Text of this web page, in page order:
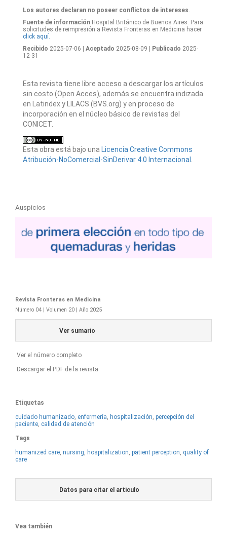
Los autores declaran no poseer conflictos de intereses.
Fuente de información Hospital Británico de Buenos Aires. Para
solicitudes de reimpresión a Revista Fronteras en Medicina hacer
click aquí.
Recibido 2025-07-06 | Aceptado 2025-08-09 | Publicado 2025-
12-31
Esta revista tiene libre acceso a descargar los artículos
sin costo (Open Acces), además se encuentra indizada
en Latindex y LILACS (BVS.org) y en proceso de
incorporación en el núcleo básico de revistas del
CONICET.
Esta obra está bajo una Licencia Creative Commons
Atribución-NoComercial-SinDerivar 4.0 Internacional
Auspicios
Revista Fronteras en Medicina
Número 04 | Volumen 20 | Año 2025
Ver sumario
Ver el número completo
Descargar el PDF de la revista
Etiquetas
cuidado humanizado, enfermería, hospitalización, percepción del
paciente, calidad de atención
Tags
humanized care, nursing, hospitalization, patient perception, quality of
care
Datos para citar el articulo
Vea también